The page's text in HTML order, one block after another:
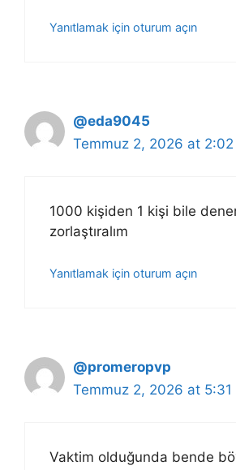
Yanıtlamak için oturum açın
@eda9045
Temmuz 2, 2026 at 2:02
1000 kişiden 1 kişi bile
zorlaştıralım
Yanıtlamak için oturum açın
@promeropvp
Temmuz 2, 2026 at 5:31
Vaktim olduğunda bende